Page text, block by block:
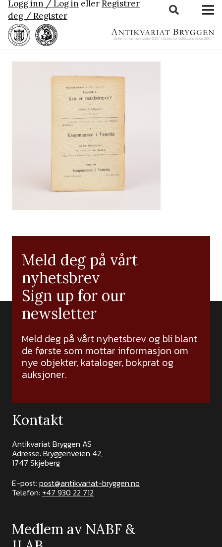
Logg inn / Log in ellerRegistrer
deg / Register
Meld deg på vårt
nyhetsbrev
Sign up for our
newsletter
Meld deg på vårt nyhetsbrev og bli blant
de første som mottar informasjon om
nye objekter, kataloger, bokprat og
auksjoner.
Kontakt
Antikvariat Bryggen AS
Adresse: Bryggenveien 42,
1747 Skjeberg
E-post: post@antikvariat-bryggen.no
Telefon: +47 930 22 712
Medlem av NABF &